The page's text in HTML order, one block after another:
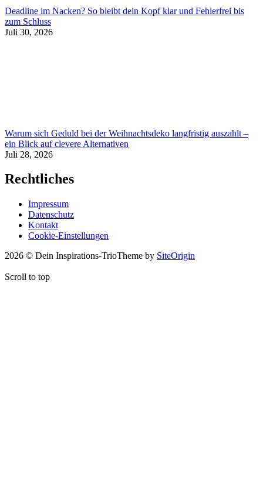
Deadline im Nacken? So bleibt dein Kopf klar und Fehlerfrei bis
zum Schluss
Juli 30, 2026
Warum sich Geduld bei der Weihnachtsdeko langfristig auszahlt –
ein Blick auf clevere Alternativen
Juli 28, 2026
Rechtliches
Impressum
Datenschutz
Kontakt
Cookie-Einstellungen
2026 © Dein Inspirations-TrioTheme by SiteOrigin
Scroll to top